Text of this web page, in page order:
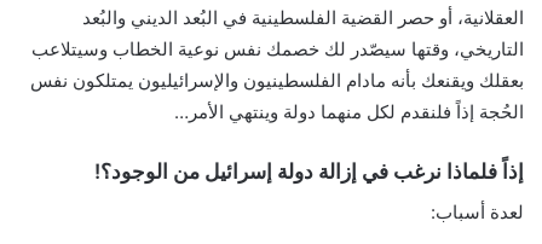
العقلانية، أو حصر القضية الفلسطينية في البُعد الديني والبُعد
التاريخي، وقتها سيصّدر لك خصمك نفس نوعية الخطاب وسيتلاعب
بعقلك ويقنعك بأنه مادام الفلسطينيون والإسرائيليون يمتلكون نفس
الحُجة إذاً فلنقدم لكل منهما دولة وينتهي الأمر…
إذاً فلماذا نرغب في إزالة دولة إسرائيل من الوجود؟!
لعدة أسباب: